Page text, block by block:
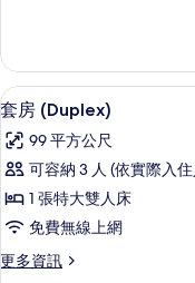
相
片
套
房
的
情
顯
示
套
房
(Duplex)
的
所
9
套房 (Duplex)
99 平方公尺
可容納 3 人 (依實際入
1 張特大雙人床
免費無線上網
更多資訊
更